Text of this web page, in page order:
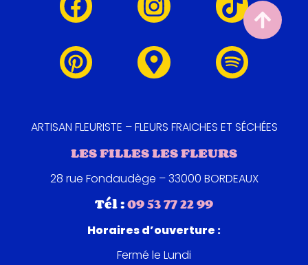
ARTISAN FLEURISTE – FLEURS FRAICHES ET SÉCHÉES
LES FILLES LES FLEURS
28 rue Fondaudège – 33000 BORDEAUX
Tél :09 53 77 22 99
Horaires d’ouverture :
Fermé le Lundi